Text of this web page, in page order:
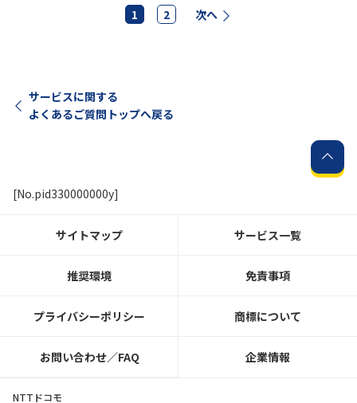
1 2 次へ
サービスに関する
よくあるご質問トップへ戻る
[No.pid330000000y]
サイトマップ サービス一覧
推奨環境 免責事項
プライバシーポリシー 商標について
お問い合わせ／FAQ 企業情報
NTTドコモ